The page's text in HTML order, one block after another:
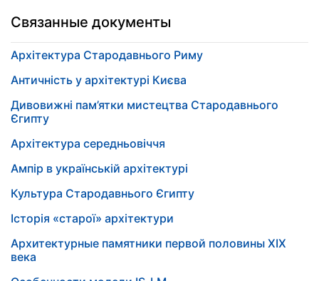
Связанные документы
Архітектура Стародавнього Риму
Античність у архітектурі Києва
Дивовижні пам’ятки мистецтва Стародавнього
Єгипту
Архітектура середньовіччя
Ампір в українській архітектурі
Культура Стародавнього Єгипту
Історія «старої» архітектури
Архитектурные памятники первой половины XIX
века